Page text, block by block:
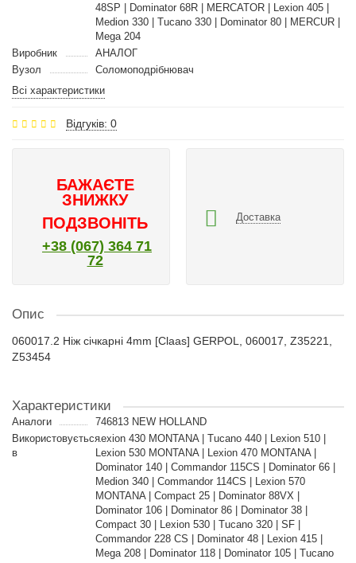
48SP | Dominator 68R | MERCATOR | Lexion 405 |
Medion 330 | Tucano 330 | Dominator 80 | MERCUR |
Mega 204
Виробник
АНАЛОГ
Вузол
Соломоподрібнювач
Всі характеристики
Відгуків: 0
БАЖАЄТЕ
ЗНИЖКУ
ПОДЗВОНІТЬ
+38 (067) 364 71
72
Доставка
Опис
060017.2 Ніж січкарні 4mm [Claas] GERPOL, 060017, Z35221,
Z53454
Характеристики
Аналоги
746813 NEW HOLLAND
Використовується
в
Lexion 430 MONTANA | Tucano 440 | Lexion 510 |
Lexion 530 MONTANA | Lexion 470 MONTANA |
Dominator 140 | Commandor 115CS | Dominator 66 |
Medion 340 | Commandor 114CS | Lexion 570
MONTANA | Compact 25 | Dominator 88VX |
Dominator 106 | Dominator 86 | Dominator 38 |
Compact 30 | Lexion 530 | Tucano 320 | SF |
Commandor 228 CS | Dominator 48 | Lexion 415 |
Mega 208 | Dominator 118 | Dominator 105 | Tucano